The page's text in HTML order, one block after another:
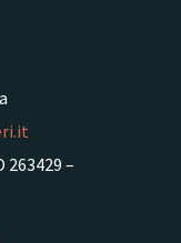
263429 –